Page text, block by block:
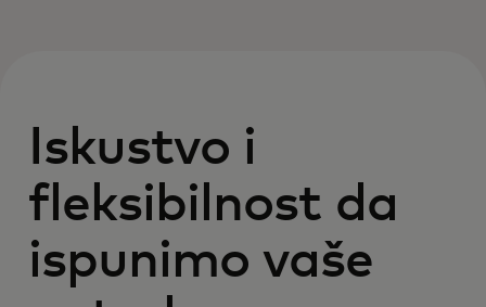
Iskustvo i
fleksibilnost da
ispunimo vaše